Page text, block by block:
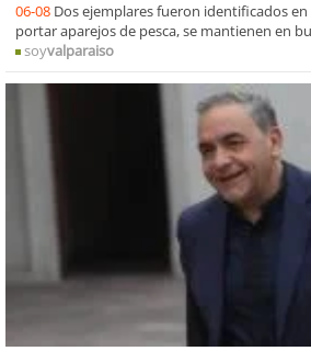
06-08 Dos ejemplares fueron identificados en
portar aparejos de pesca, se mantienen en
soyvalparaiso